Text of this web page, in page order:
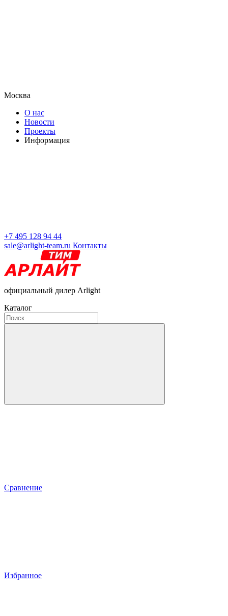
Москва
О нас
Новости
Проекты
Информация
+7 495 128 94 44
sale@arlight-team.ru Контакты
официальный дилер Arlight
Каталог
Сравнение
Избранное